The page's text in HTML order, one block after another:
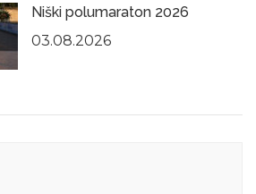
Niški polumaraton 2026
03.08.2026